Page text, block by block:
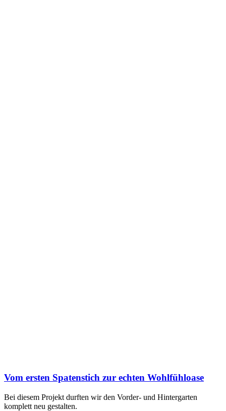
Vom ersten Spatenstich zur echten Wohlfühloase
Bei diesem Projekt durften wir den Vorder- und Hintergarten
komplett neu gestalten.